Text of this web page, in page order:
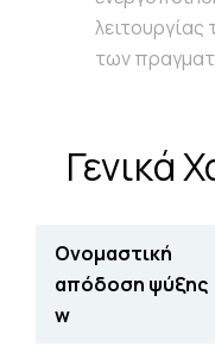
λειτουργίας
των
Γενικά
Ονοµαστική
απόδοση ψύξης
w